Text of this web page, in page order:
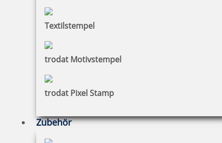
Textilstempel
trodat Motivstempel
trodat Pixel Stamp
Zubehör